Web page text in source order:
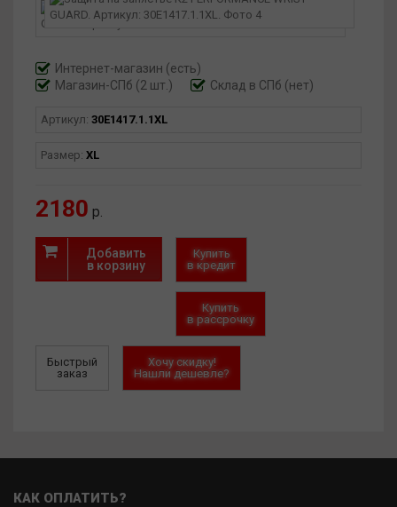
Интернет-магазин (есть)
Магазин-СПб (2 шт.)
Склад в СПб (нет)
Артикул: 30E1417.1.1XL
Размер: XL
2180 р.
Добавить
в корзину
Купить
в кредит
Купить
в рассрочку
Быстрый
заказ
Хочу скидку!
Нашли дешевле?
КАК ОПЛАТИТЬ?